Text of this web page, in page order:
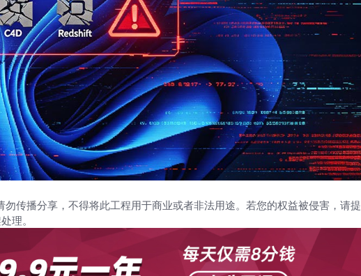
传播分享，不得将此工程用于商业或者非法用途。若您的权益被侵害，请提
理。